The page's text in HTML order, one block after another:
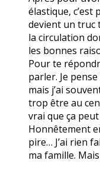
élastique, c’est
devient un truc
la circulation
les bonnes
Pour te
parler. Je
mais j’ai
trop être au
vrai que ça
Honnêtement
pire… J’ai rien
ma famille.